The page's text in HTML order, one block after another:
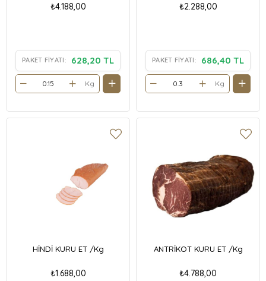
₺4.188,00
PAKET FIYATI: 628,20 TL
Kg
₺2.288,00
PAKET FIYATI: 686,40 TL
Kg
HİNDİ KURU ET /Kg
₺1.688,00
ANTRİKOT KURU ET /Kg
₺4.788,00